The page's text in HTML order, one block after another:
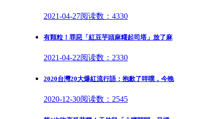
2021-04-27阅读数：4330
有顆粒！罪惡「紅豆芋頭麻糬起司塔」放了麻
2021-04-22阅读数：2330
2020台灣20大爆紅流行語：抱歉了咩噗，今晚
2020-12-30阅读数：2545